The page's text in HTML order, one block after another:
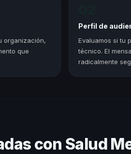
organización,
que
Perfil de
Evaluamos si tu
técnico. El
radicalmente
con Salud